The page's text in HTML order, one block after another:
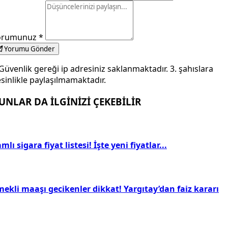
*
Yorumu Gönder
gereği ip adresiniz saklanmaktadır. 3. şahıslara
paylaşılmamaktadır.
DA İLGİNİZİ ÇEKEBİLİR
sigara fiyat listesi! İşte yeni fiyatlar...
maaşı gecikenler dikkat! Yargıtay’dan faiz kararı